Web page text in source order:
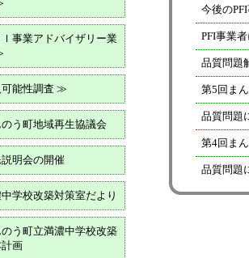
Ｉ事業アドバイザリー業
可能性調査 ≫
のう町地域再生協議会
明会の開催
学校改築対策室だより
のう町立満濃中学校改築
画
今後の
PFI事業
品質問題
第5回ま
品質問題
第4回ま
品質問題
第3回ま